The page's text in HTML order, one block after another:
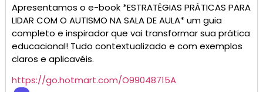
Apresentamos o e-book *ESTRATÉGIAS PRÁTICAS PARA
LIDAR COM O AUTISMO NA SALA DE AULA* um guia
completo e inspirador que vai transformar sua prática
educacional! Tudo contextualizado e com exemplos
claros e aplicavéis.
https://go.hotmart.com/O99048715A